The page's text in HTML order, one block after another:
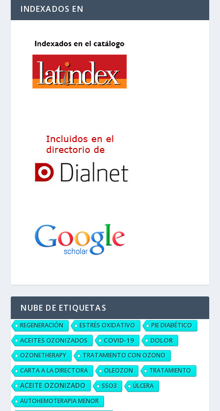
INDEXADOS EN
NUBE DE ETIQUETAS
REGENERACIÓN ESTRÉS OXIDATIVO PIE DIABÉTICO
ACEITES OZONIZADOS COVID-19 DOLOR
OZONETHERAPY
TRATAMIENTO CON OZONO
CARTA A LA DIRECTORA
OLEOZON TRATAMIENTO
ACEITE OZONIZADO SSO3
ÚLCERA
AUTOHEMOTERAPIA MENOR